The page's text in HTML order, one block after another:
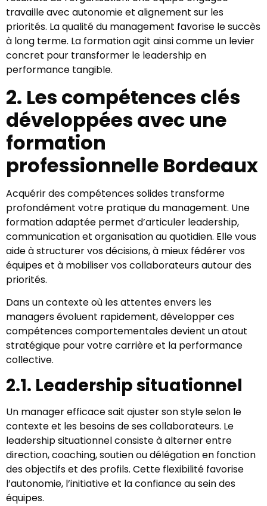
travaille avec autonomie et alignement sur les
priorités. La qualité du management favorise le succès
à long terme. La formation agit ainsi comme un levier
concret pour transformer le leadership en
performance tangible.
2. Les compétences clés
développées avec une
formation
professionnelle Bordeaux
Acquérir des compétences solides transforme
profondément votre pratique du management. Une
formation adaptée permet d’articuler leadership,
communication et organisation au quotidien. Elle vous
aide à structurer vos décisions, à mieux fédérer vos
équipes et à mobiliser vos collaborateurs autour des
priorités.
Dans un contexte où les attentes envers les
managers évoluent rapidement, développer ces
compétences comportementales devient un atout
stratégique pour votre carrière et la performance
collective.
2.1. Leadership situationnel
Un manager efficace sait ajuster son style selon le
contexte et les besoins de ses collaborateurs. Le
leadership situationnel consiste à alterner entre
direction, coaching, soutien ou délégation en fonction
des objectifs et des profils. Cette flexibilité favorise
l’autonomie, l’initiative et la confiance au sein des
équipes.